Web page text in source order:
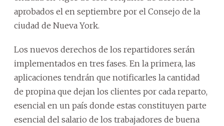
aprobados el en septiembre por el Consejo de la
ciudad de Nueva York.
Los nuevos derechos de los repartidores serán
implementados en tres fases. En la primera, las
aplicaciones tendrán que notificarles la cantidad
de propina que dejan los clientes por cada reparto,
esencial en un país donde estas constituyen parte
esencial del salario de los trabajadores de buena